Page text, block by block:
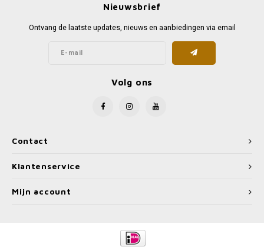
Contact
Nieuwsbrief
Ontvang de laatste updates, nieuws en aanbiedingen via email
Volg ons
Klantenservice
Mijn account